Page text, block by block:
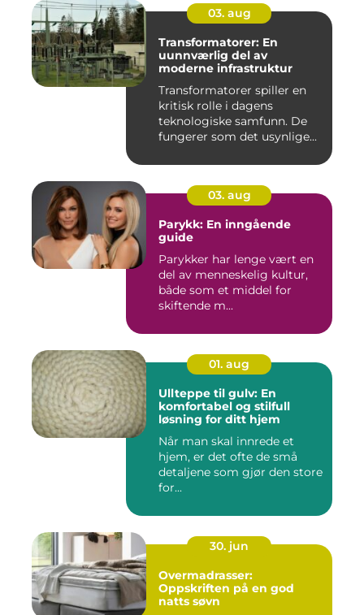
03. aug
Transformatorer: En
uunnværlig del av
moderne infrastruktur
Transformatorer spiller en
kritisk rolle i dagens
teknologiske samfunn. De
fungerer som det usynlige...
03. aug
Parykk: En inngående
guide
Parykker har lenge vært en
del av menneskelig kultur,
både som et middel for
skiftende m...
01. aug
Ullteppe til gulv: En
komfortabel og stilfull
løsning for ditt hjem
Når man skal innrede et
hjem, er det ofte de små
detaljene som gjør den store
for...
30. jun
Overmadrasser:
Oppskriften på en god
natts søvn